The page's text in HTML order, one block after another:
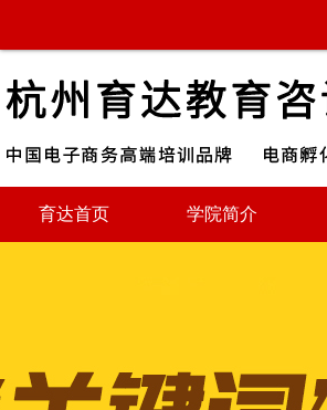
育达首页 学院简介